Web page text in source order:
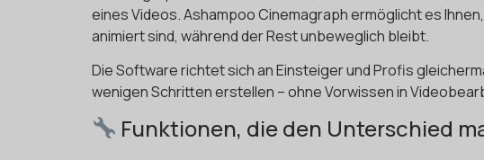
eines Videos. Ashampoo Cinemagraph ermöglicht es
animiert sind, während der Rest unbeweglich bleibt.
Die Software richtet sich an Einsteiger und Profis
wenigen Schritten erstellen – ohne Vorwissen in
Funktionen, die den Unterschied